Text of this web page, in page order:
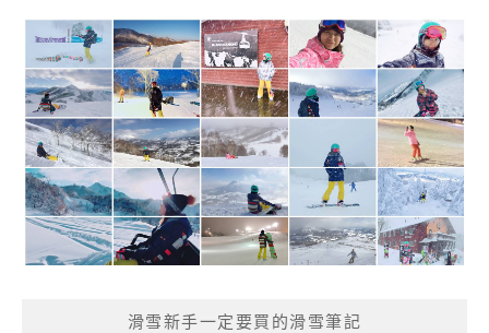
滑雪新手一定要買的滑雪筆記